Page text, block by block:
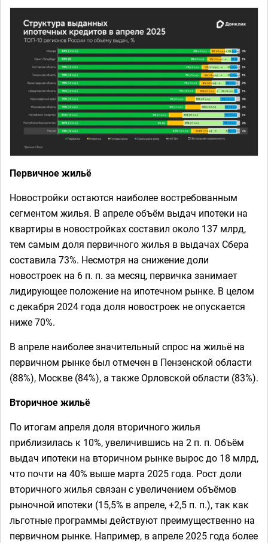
Первичное жильё
Новостройки остаются наиболее востребованным
сегментом жилья. В апреле объём выдач ипотеки на
квартиры в новостройках составил около 137 млрд,
тем самым доля первичного жилья в выдачах Сбера
составила 73%. Несмотря на снижение доли
новостроек на 6 п. п. за месяц, первичка занимает
лидирующее положение на ипотечном рынке. В целом
с декабря 2024 года доля новостроек не опускается
ниже 70%.
В апреле наиболее значительный спрос на жильё на
первичном рынке был отмечен в Пензенской области
(88%), Москве (84%), а также Орловской области (83%).
Вторичное жильё
По итогам апреля доля вторичного жилья
приблизилась к 10%, увеличившись на 2 п. п. Объём
выдач ипотеки на вторичном рынке вырос до 18 млрд,
что почти на 40% выше марта 2025 года. Рост доли
вторичного жилья связан с увеличением объёмов
рыночной ипотеки (15,5% в апреле, +2,5 п. п.), так как
льготные программы действуют преимущественно на
первичном рынке. Например, в апреле 2025 года более